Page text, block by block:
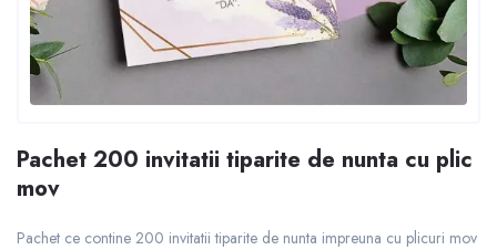
Pachet 200 invitatii tiparite de nunta cu plic
mov
Pachet ce contine 200 invitatii tiparite de nunta impreuna cu plicuri mov